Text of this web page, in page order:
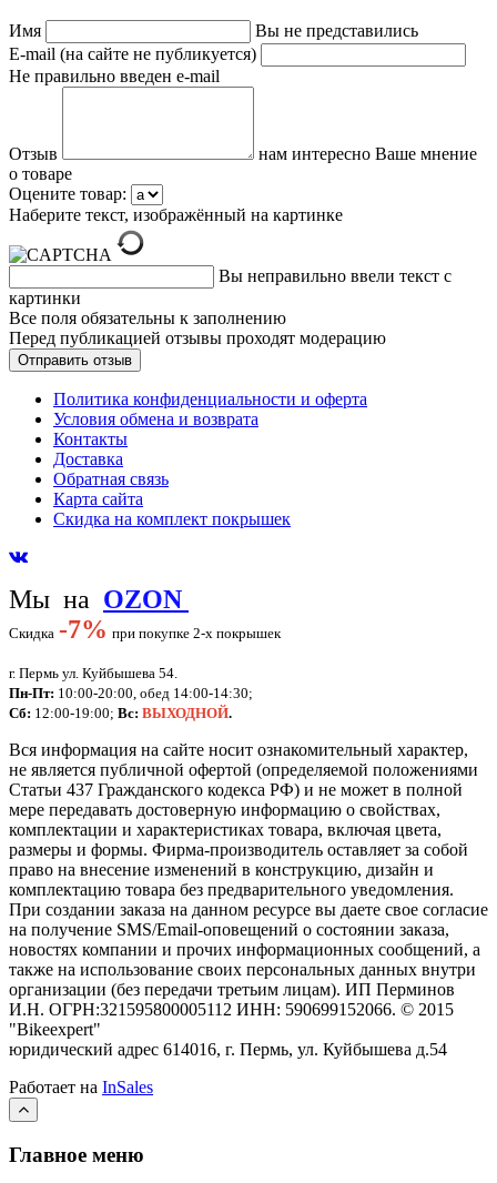
Имя
Вы не представились
E-mail (на сайте не публикуется)
Не правильно введен e-mail
Отзыв
нам интересно Ваше мнение
о товаре
Оцените товар:
Наберите текст, изображённый на картинке
Вы неправильно ввели текст с
картинки
Все поля обязательны к заполнению
Перед публикацией отзывы проходят модерацию
Политика конфиденциальности и оферта
Условия обмена и возврата
Контакты
Доставка
Обратная связь
Карта сайта
Скидка на комплект покрышек
Мы на OZON
Скидка -7% при покупке 2-х покрышек
г. Пермь ул. Куйбышева 54.
Пн-Пт: 10:00-20:00, обед 14:00-14:30;
Сб: 12:00-19:00; Вс: ВЫХОДНОЙ.
Вся информация на сайте носит ознакомительный характер,
не является публичной офертой (определяемой положениями
Статьи 437 Гражданского кодекса РФ) и не может в полной
мере передавать достоверную информацию о свойствах,
комплектации и характеристиках товара, включая цвета,
размеры и формы. Фирма-производитель оставляет за собой
право на внесение изменений в конструкцию, дизайн и
комплектацию товара без предварительного уведомления.
При создании заказа на данном ресурсе вы даете свое согласие
на получение SMS/Email-оповещений о состоянии заказа,
новостях компании и прочих информационных сообщений, а
также на использование своих персональных данных внутри
организации (без передачи третьим лицам). ИП Перминов
И.Н. ОГРН:321595800005112 ИНН: 590699152066. © 2015
"Bikeexpert"
юридический адрес 614016, г. Пермь, ул. Куйбышева д.54
Работает на InSales
Главное меню